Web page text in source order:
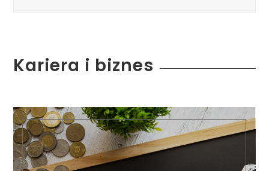
Kariera i biznes